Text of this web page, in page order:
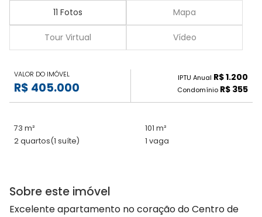
11 Fotos Mapa
Tour Virtual Vídeo
VALOR DO IMÓVEL
R$ 405.000
IPTU Anual R$ 1.200
Condomínio R$ 355
73 m²
101 m²
2 quartos(1 suíte) 1 vaga
Sobre este imóvel
Excelente apartamento no coração do Centro de